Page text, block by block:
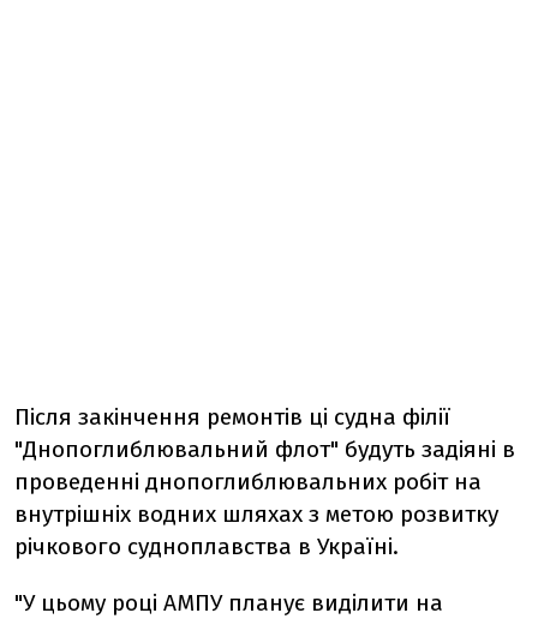
Після закінчення ремонтів ці судна філії
"Днопоглиблювальний флот" будуть задіяні в
проведенні днопоглиблювальних робіт на
внутрішніх водних шляхах з метою розвитку
річкового судноплавства в Україні.
"У цьому році АМПУ планує виділити на